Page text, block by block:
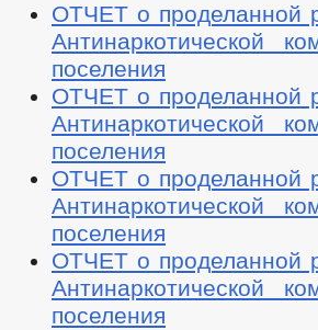
ОТЧЕТ о проделанной
Антинаркотической
поселения
ОТЧЕТ о проделанной
Антинаркотической
поселения
ОТЧЕТ о проделанной
Антинаркотической
поселения
ОТЧЕТ о проделанной
Антинаркотической
поселения